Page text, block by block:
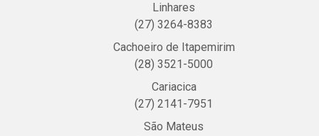
Linhares
(27) 3264-8383
Cachoeiro de Itapemirim
(28) 3521-5000
Cariacica
(27) 2141-7951
São Mateus